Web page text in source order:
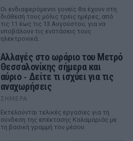
Οι ενδιαφερόμενοι γονείς θα έχουν στη
διάθεσή τους μόλις τρεις ημέρες, από
τις 11 έως τις 13 Αυγούστου, για να
υποβάλουν τις ενστάσεις τους
ηλεκτρονικά.
Αλλαγές στο ωράριο του Μετρό
Θεσσαλονίκης σήμερα και
αύριο ‑ Δείτε τι ισχύει για τις
αναχωρήσεις
ΣΉΜΕΡΑ
Εκτελούνται τελικές εργασίες για τη
σύνδεση της επέκτασης Καλαμαριάς με
τη βασική γραμμή του μέσου.